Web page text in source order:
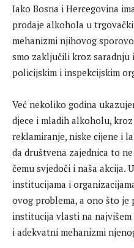
Iako Bosna i Hercegovina
prodaje alkohola u
mehanizmi njihovog
smo zaključili kroz saradnju
policijskim i inspekcijskim
Već nekoliko godina
djece i mladih alkoholu,
reklamiranje, niske cijene i
da društvena zajednica to
čemu svjedoči i naša akcija.
institucijama i
ovog problema, a ono što
institucija vlasti na
i adekvatni mehanizmi